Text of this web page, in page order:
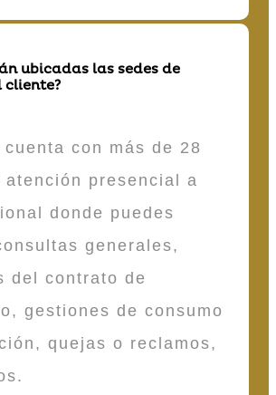
ubicadas las sedes de
cuenta con más de 28
atención presencial a
donde puedes
generales,
del contrato de
gestiones de consumo
quejas o reclamos,